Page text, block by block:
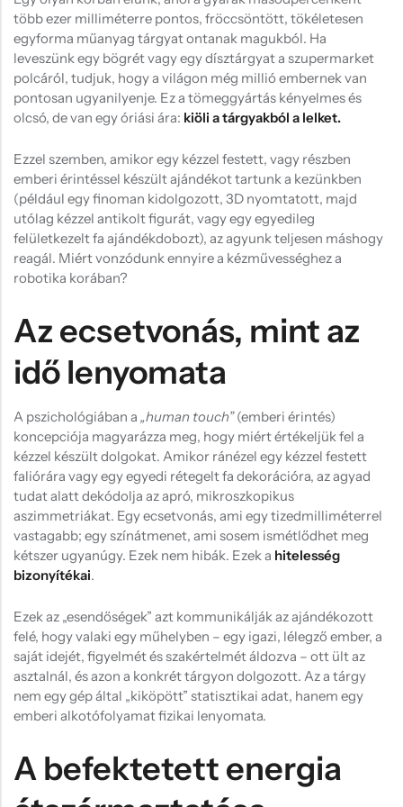
több ezer milliméterre pontos, fröccsöntött, tökéletesen
egyforma műanyag tárgyat ontanak magukból. Ha
leveszünk egy bögrét vagy egy dísztárgyat a szupermarket
polcáról, tudjuk, hogy a világon még millió embernek van
pontosan ugyanilyenje. Ez a tömeggyártás kényelmes és
olcsó, de van egy óriási ára: kiöli a tárgyakból a lelket.
Ezzel szemben, amikor egy kézzel festett, vagy részben
emberi érintéssel készült ajándékot tartunk a kezünkben
(például egy finoman kidolgozott, 3D nyomtatott, majd
utólag kézzel antikolt figurát, vagy egy egyedileg
felületkezelt fa ajándékdobozt), az agyunk teljesen máshogy
reagál. Miért vonzódunk ennyire a kézművességhez a
robotika korában?
Az ecsetvonás, mint az
idő lenyomata
A pszichológiában a „human touch”(emberi érintés)
koncepciója magyarázza meg, hogy miért értékeljük fel a
kézzel készült dolgokat. Amikor ránézel egy kézzel festett
faliórára vagy egy egyedi rétegelt fa dekorációra, az agyad
tudat alatt dekódolja az apró, mikroszkopikus
aszimmetriákat. Egy ecsetvonás, ami egy tizedmilliméterrel
vastagabb; egy színátmenet, ami sosem ismétlődhet meg
kétszer ugyanúgy. Ezek nem hibák. Ezek a hitelesség
bizonyítékai.
Ezek az „esendőségek” azt kommunikálják az ajándékozott
felé, hogy valaki egy műhelyben – egy igazi, lélegző ember, a
saját idejét, figyelmét és szakértelmét áldozva – ott ült az
asztalnál, és azon a konkrét tárgyon dolgozott. Az a tárgy
nem egy gép által „kiköpött” statisztikai adat, hanem egy
emberi alkotófolyamat fizikai lenyomata.
A befektetett energia
Hűtőmágnes, Kitűző
Plüss
Sapka
Táska, pénztárca
Egyéb ajándék ötletek